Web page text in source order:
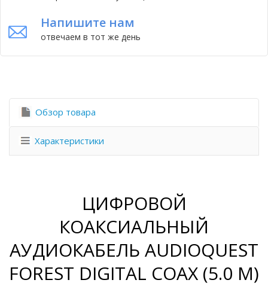
Напишите нам
отвечаем в тот же день
Обзор товара
Характеристики
ЦИФРОВОЙ
КОАКСИАЛЬНЫЙ
АУДИОКАБЕЛЬ AUDIOQUEST
FOREST DIGITAL COAX (5.0 М)